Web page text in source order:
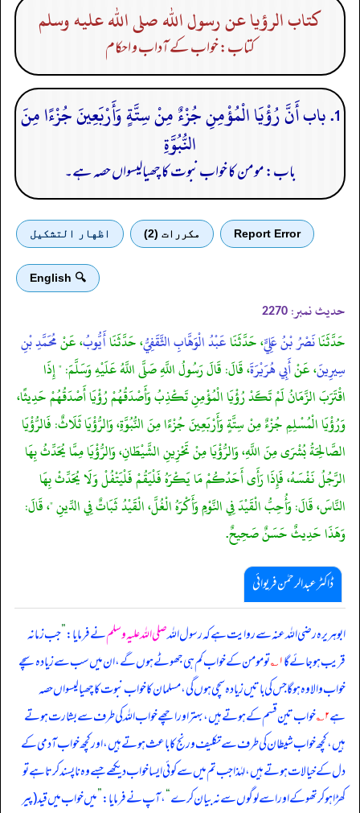
كتاب الرؤيا عن رسول الله صلى الله عليه وسلم
کتاب: خواب کے آداب و احکام
1. باب أَنَّ رُؤْيَا الْمُؤْمِنِ جُزْءٌ مِنْ سِتَّةٍ وَأَرْبَعِينَ جُزْءًا مِنَ
النُّبُوَّةِ
باب: مومن کا خواب نبوت کا چھیالیسواں حصہ ہے۔
Report Error مكررات (2) اظهار التشكيل
🔍 English
حدیث نمبر: 2270
حَدَّثَنَانَصْرُ بْنُ عَلِيٍّ، حَدَّثَنَاعَبْدُ الْوَهَّابِ الثَّقَفِيُّ، حَدَّثَنَاأَيُّوبُ، عَنْمُحَمَّدِ بْنِ
سِيرِينَ، عَنْأَبِي هُرَيْرَةَ، قَالَ: قَالَ رَسُولُ اللَّهِ صَلَّى اللَّهُ عَلَيْهِ وَسَلَّمَ: " إِذَا
اقْتَرَبَ الزَّمَانُ لَمْ تَكَدْ رُؤْيَا الْمُؤْمِنِ تَكْذِبُ وَأَصْدَقُهُمْ رُؤْيَا أَصْدَقُهُمْ حَدِيثًا،
وَرُؤْيَا الْمُسْلِمِ جُزْءٌ مِنْ سِتَّةٍ وَأَرْبَعِينَ جُزْءًا مِنَ النُّبُوَّةِ، وَالرُّؤْيَا ثَلَاثٌ: فَالرُّؤْيَا
الصَّالِحَةُ بُشْرَى مِنَ اللَّهِ، وَالرُّؤْيَا مِنْ تَحْزِينِ الشَّيْطَانِ، وَالرُّؤْيَا مِمَّا يُحَدِّثُ بِهَا
الرَّجُلُ نَفْسَهُ، فَإِذَا رَأَى أَحَدُكُمْ مَا يَكْرَهُ فَلْيَقُمْ فَلْيَتْفُلْ وَلَا يُحَدِّثْ بِهَا
النَّاسَ، قَالَ: وَأُحِبُّ الْقَيْدَ فِي النَّوْمِ وَأَكْرَهُ الْغُلَّ، الْقَيْدُ ثَبَاتٌ فِي الدِّينِ "، قَالَ:
وَهَذَا حَدِيثٌ حَسَنٌ صَحِيحٌ.
ڈاکٹر عبدالرحمٰن فریوائی
ابوہریرہ رضی الله عنہ سے روایت ہے کہرسول اللہصلی اللہ علیہ وسلمنے فرمایا:”جب زمانہ
قریب ہو جائے گا۱؎ تو مومن کے خواب کم ہی جھوٹے ہوں گے، ان میں سب سے زیادہ سچے
خواب والا وہ ہو گا جس کی باتیں زیادہ سچی ہوں گی، مسلمان کا خواب نبوت کا چھیالیسواں حصہ
ہے۲؎ خواب تین قسم کے ہوتے ہیں، بہتر اور اچھے خواب اللہ کی طرف سے بشارت ہوتے
ہیں، کچھ خواب شیطان کی طرف سے تکلیف و رنج کا باعث ہوتے ہیں، اور کچھ خواب آدمی کے
دل کے خیالات ہوتے ہیں، لہٰذا جب تم میں سے کوئی ایسا خواب دیکھے جسے وہ ناپسند کرتا ہے تو
کھڑا ہو کر تھوکے اور اسے لوگوں سے نہ بیان کرے“، آپ نے فرمایا:”میں خواب میں قید (پیر